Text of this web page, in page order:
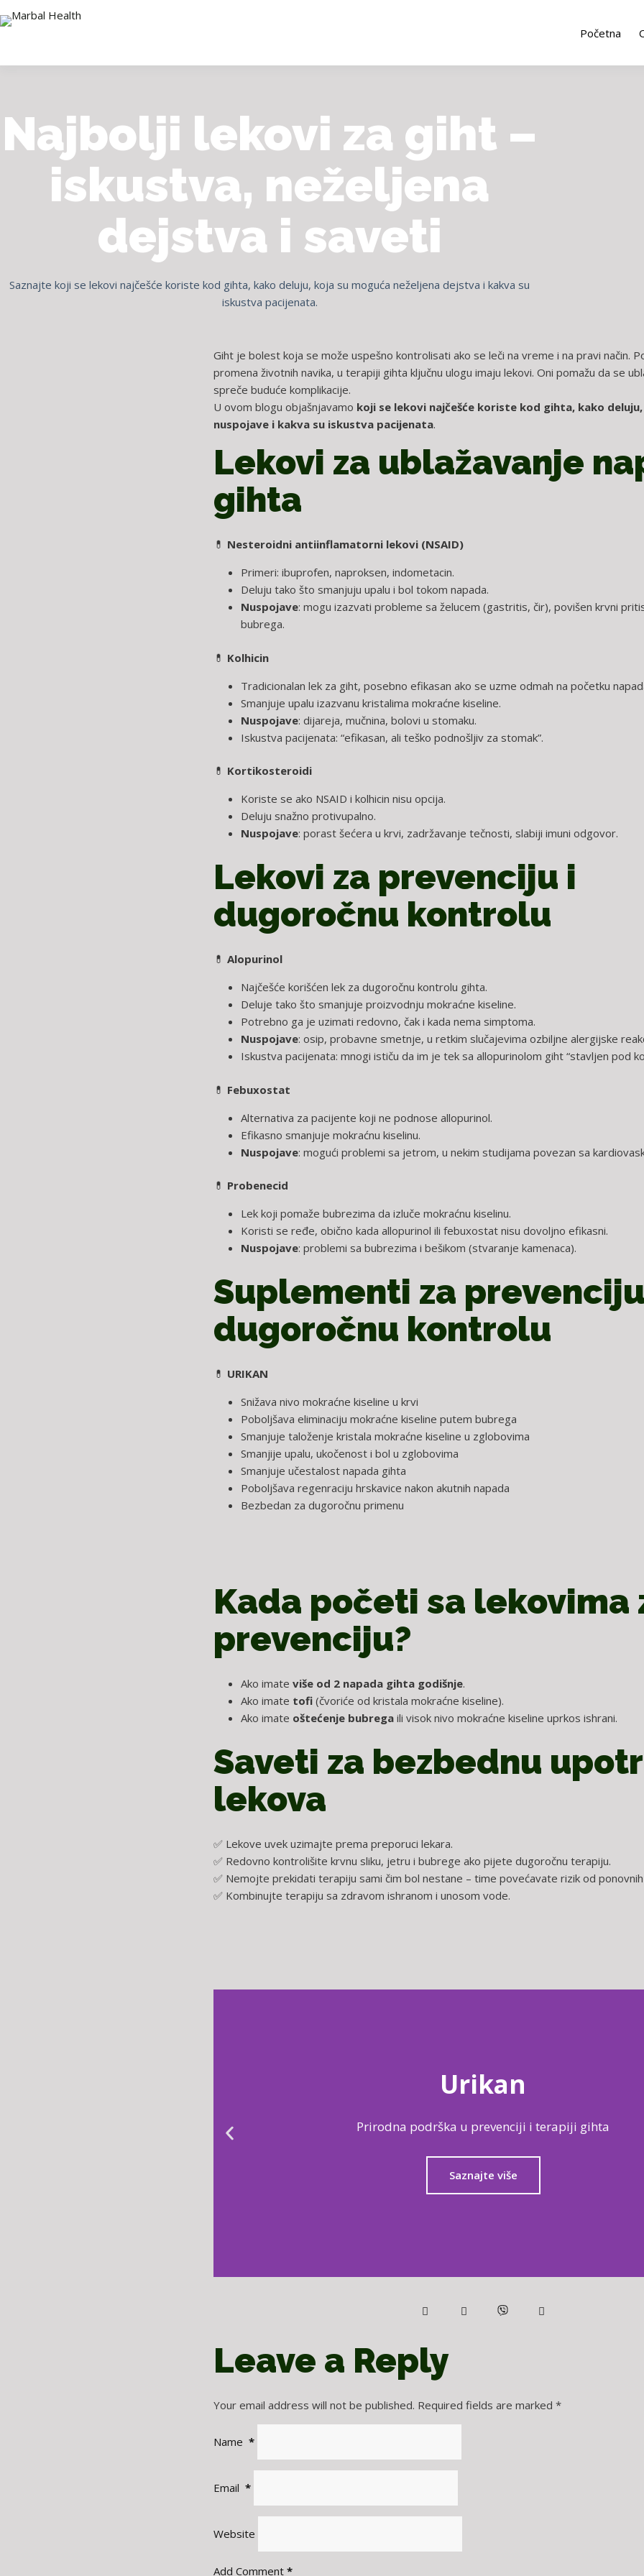
Početna
Najbolji lekovi za giht –
iskustva, neželjena
dejstva i saveti
Saznajte koji se lekovi najčešće koriste kod gihta, kako deluju, koja su moguća neželjena dejstva i kakva su
iskustva pacijenata.
Giht je bolest koja se može uspešno kontrolisati ako se leči na vreme i na pravi način.
promena životnih navika, u terapiji gihta ključnu ulogu imaju lekovi. Oni pomažu da se
spreče buduće komplikacije.
U ovom blogu objašnjavamo koji se lekovi najčešće koriste kod gihta, kako
nuspojave i kakva su iskustva pacijenata.
Lekovi za ublažavanje
gihta
💊 Nesteroidni antiinflamatorni lekovi (NSAID)
Primeri: ibuprofen, naproksen, indometacin.
Deluju tako što smanjuju upalu i bol tokom napada.
Nuspojave: mogu izazvati probleme sa želucem (gastritis, čir), povišen krvni
bubrega.
💊 Kolhicin
Tradicionalan lek za giht, posebno efikasan ako se uzme odmah na početku
Smanjuje upalu izazvanu kristalima mokraćne kiseline.
Nuspojave: dijareja, mučnina, bolovi u stomaku.
Iskustva pacijenata: “efikasan, ali teško podnošljiv za stomak”.
💊 Kortikosteroidi
Koriste se ako NSAID i kolhicin nisu opcija.
Deluju snažno protivupalno.
Nuspojave: porast šećera u krvi, zadržavanje tečnosti, slabiji imuni odgovor.
Lekovi za prevenciju i
dugoročnu kontrolu
💊 Alopurinol
Najčešće korišćen lek za dugoročnu kontrolu gihta.
Deluje tako što smanjuje proizvodnju mokraćne kiseline.
Potrebno ga je uzimati redovno, čak i kada nema simptoma.
Nuspojave: osip, probavne smetnje, u retkim slučajevima ozbiljne alergijske
Iskustva pacijenata: mnogi ističu da im je tek sa allopurinolom giht “stavljen pod
💊 Febuxostat
Alternativa za pacijente koji ne podnose allopurinol.
Efikasno smanjuje mokraćnu kiselinu.
Nuspojave: mogući problemi sa jetrom, u nekim studijama povezan sa
💊 Probenecid
Lek koji pomaže bubrezima da izluče mokraćnu kiselinu.
Koristi se ređe, obično kada allopurinol ili febuxostat nisu dovoljno efikasni.
Nuspojave: problemi sa bubrezima i bešikom (stvaranje kamenaca).
Suplementi za
dugoročnu kontrolu
💊 URIKAN
Snižava nivo mokraćne kiseline u krvi
Poboljšava eliminaciju mokraćne kiseline putem bubrega
Smanjuje taloženje kristala mokraćne kiseline u zglobovima
Smanjije upalu, ukočenost i bol u zglobovima
Smanjuje učestalost napada gihta
Poboljšava regenraciju hrskavice nakon akutnih napada
Bezbedan za dugoročnu primenu
Kada početi sa lekovima
prevenciju?
Ako imate više od 2 napada gihta godišnje.
Ako imate tofi(čvoriće od kristala mokraćne kiseline).
Ako imate oštećenje bubregaili visok nivo mokraćne kiseline uprkos ishrani.
Saveti za bezbednu
lekova
✅ Lekove uvek uzimajte prema preporuci lekara.
✅ Redovno kontrolišite krvnu sliku, jetru i bubrege ako pijete dugoročnu terapiju.
✅ Nemojte prekidati terapiju sami čim bol nestane – time povećavate rizik od
✅ Kombinujte terapiju sa zdravom ishranom i unosom vode.
Urikan
Prirodna podrška u prevenciji i terapiji gihta
Saznajte više
Leave a Reply
Your email address will not be published. Required fields are marked *
Name *
Email *
Website
Add Comment *